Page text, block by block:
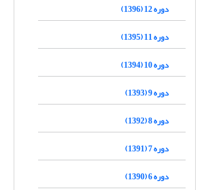
دوره 12 (1396)
دوره 11 (1395)
دوره 10 (1394)
دوره 9 (1393)
دوره 8 (1392)
دوره 7 (1391)
دوره 6 (1390)